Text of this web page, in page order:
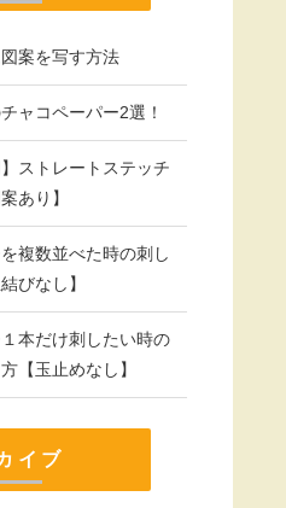
案を写す方法
ャコペーパー2選！
ストレートステッチ
あり】
複数並べた時の刺し
びなし】
本だけ刺したい時の
【玉止めなし】
イブ